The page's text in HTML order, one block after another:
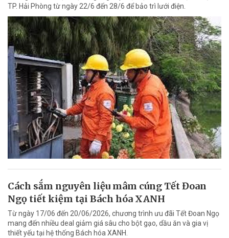
TP. Hải Phòng từ ngày 22/6 đến 28/6 để bảo trì lưới điện.
Cách sắm nguyên liệu mâm cúng Tết Đoan
Ngọ tiết kiệm tại Bách hóa XANH
Từ ngày 17/06 đến 20/06/2026, chương trình ưu đãi Tết Đoan Ngọ
mang đến nhiều deal giảm giá sâu cho bột gạo, dầu ăn và gia vị
thiết yếu tại hệ thống Bách hóa XANH.